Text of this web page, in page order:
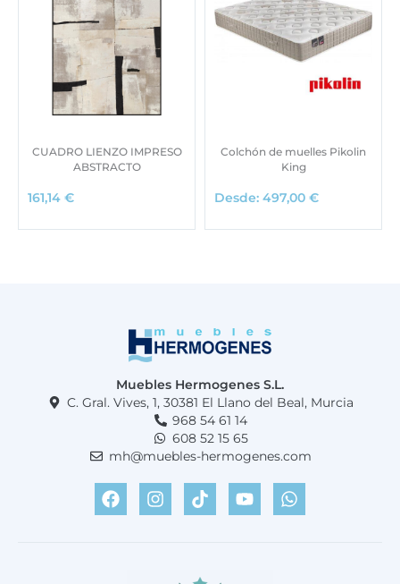
CUADRO LIENZO IMPRESO
ABSTRACTO
161,14 €
Colchón de muelles Pikolin
King
Desde: 497,00 €
Muebles Hermogenes S.L.
C. Gral. Vives, 1, 30381 El Llano del Beal, Murcia
968 54 61 14
608 52 15 65
mh@muebles-hermogenes.com
F
a
c
I
n
s
T
i
k
Y
o
u
W
h
a